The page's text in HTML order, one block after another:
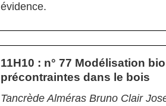
évidence.
11H10 : n° 77 Modélisation
précontraintes dans le bois
Tancrède Alméras Bruno Clair